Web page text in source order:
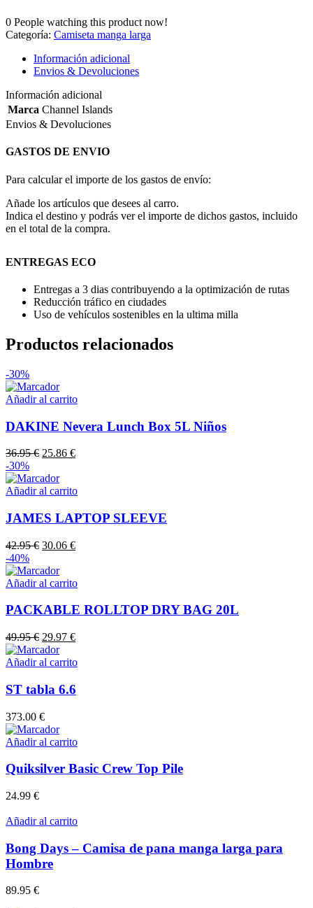
0 People watching this product now!
Categoría: Camiseta manga larga
Información adicional
Envios & Devoluciones
Información adicional
Marca Channel Islands
Envios & Devoluciones
GASTOS DE ENVIO
Para calcular el importe de los gastos de envío:
Añade los artículos que desees al carro.
Indica el destino y podrás ver el importe de dichos gastos, incluido
en el total de la compra.
ENTREGAS ECO
Entregas a 3 dias contribuyendo a la optimización de rutas
Reducción tráfico en ciudades
Uso de vehículos sostenibles en la ultima milla
Productos relacionados
-30%
Añadir al carrito
DAKINE Nevera Lunch Box 5L Niños
36.95€ El
original
era:
25.86 €El
es:
-30%
Añadir al carrito
JAMES LAPTOP SLEEVE
42.95€ El
original
era:
30.06 €El
es:
-40%
Añadir al carrito
PACKABLE ROLLTOP DRY BAG 20L
49.95€ El
precio
original
49.95 €.
29.97 €El
actual
29.97 €.
Añadir al carrito
ST tabla 6.6
373.00 €
Añadir al carrito
Quiksilver Basic Crew Top Pile
24.99 €
Añadir al carrito
Bong Days – Camisa de pana manga larga para
Hombre
89.95 €